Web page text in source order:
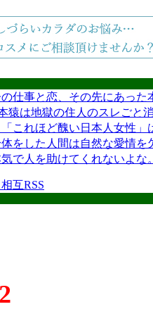
仕事と恋、その先にあった
猿は地獄の住人のスレごと
これほど醜い日本人女性
をした人間は自然な愛情を
気で人を助けてくれないよ
互RSS